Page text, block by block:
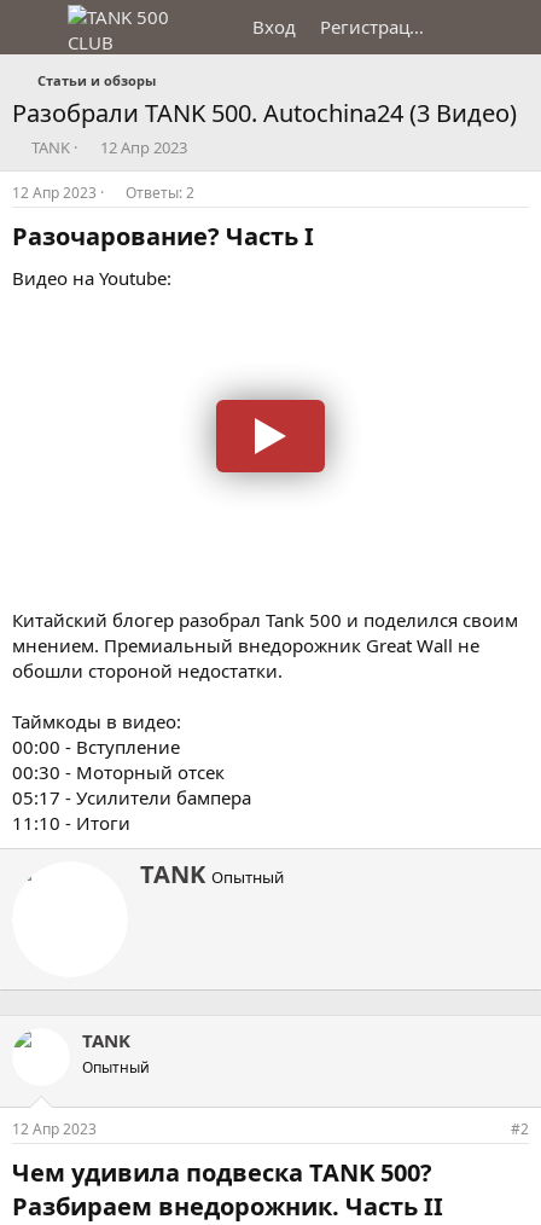
Вход Регистрация
Статьи и обзоры
Разобрали TANK 500. Autochina24 (3 Видео)
А
в
т
о
р
е
TANK
Д
а
т
а
н
а
ч
12 Апр 2023
12 Апр 2023 Ответы: 2
Разочарование? Часть I​
Видео на Youtube:
Китайский блогер разобрал Tank 500 и поделился своим
мнением. Премиальный внедорожник Great Wall не
обошли стороной недостатки.
Таймкоды в видео:
00:00 - Вступление
00:30 - Моторный отсек
05:17 - Усилители бампера
11:10 - Итоги
А
в
TANK Опытный
TANK
Опытный
12 Апр 2023 #2
Чем удивила подвеска TANK 500?
Разбираем внедорожник. Часть II​